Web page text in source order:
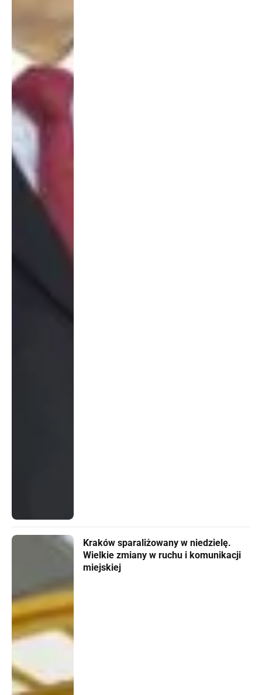
Kraków sparaliżowany w niedzielę.
Wielkie zmiany w ruchu i komunikacji
miejskiej